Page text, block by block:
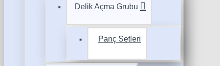
Delik Açma Grubu
Panç Setleri